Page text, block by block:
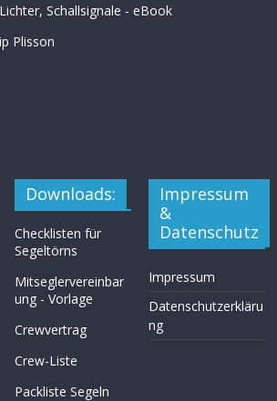
Schallsignale - eBook
Plisson
Downloads:
Checklisten für
Segeltörns
Mitseglervereinbar
ung - Vorlage
Crewvertrag
Crew-Liste
Packliste Segeln
Impressum
&
Datenschutz
Impressum
Datenschutzerkläru
ng